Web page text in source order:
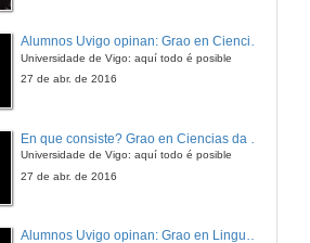
Os límites da utopía.
Os límites da utopía.
Alumnos Uvigo opinan: Grao en Ciencias da Linguaxe e Estudos Literarios
Universidade de Vigo: aquí todo é posible
27 de abr. de 2016
Universidade de Vigo: aquí todo é posible
27 de abr. de 2016
Alumnos Uvigo opinan: Grao en Linguas Estranxeiras